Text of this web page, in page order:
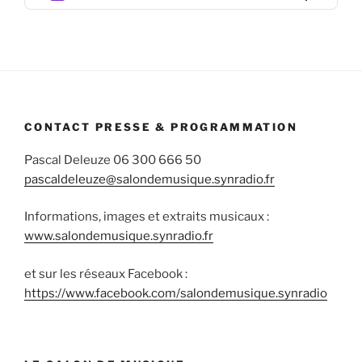
CONTACT PRESSE & PROGRAMMATION
Pascal Deleuze 06 300 666 50
pascaldeleuze@salondemusique.synradio.fr
Informations, images et extraits musicaux :
www.salondemusique.synradio.fr
et sur les réseaux Facebook :
https://www.facebook.com/salondemusique.synradio